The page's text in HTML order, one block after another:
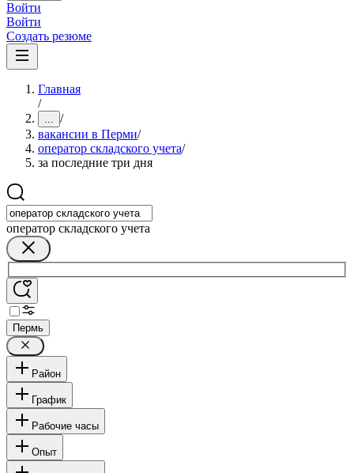
Войти
Войти
Создать резюме
Главная
/
... /
вакансии в Перми/
оператор складского учета/
за последние три дня
оператор складского учета
Пермь
Район
График
Рабочие часы
Опыт